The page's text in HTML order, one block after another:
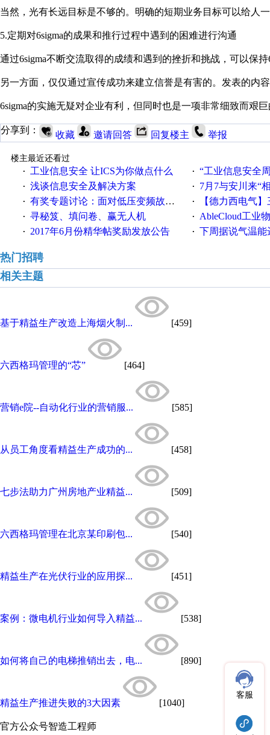
当然，光有长远目标是不够的。明确的短期业务目标可以给人
5.定期对6sigma的成果和推行过程中遇到的困难进行沟通
通过6sigma不断交流取得的成绩和遇到的挫折和挑战，可以保
另一方面，仅仅通过宣传成功来建立信誉是有害的。发表的内
6sigma的实施无疑对企业有利，但同时也是一项非常细致而艰
分享到： 收藏 邀请回答 回复楼主 举报
楼主最近还看过
·
工业信息安全 让ICS为你做点什么 · “工业信息安全周之我见”
· 浅谈信息安全及解决方案 · 7月7与安川来“
· 有奖专题讨论：面对低压变频故障，老手是这样解决的！ · 【德力西电气】三
· 寻秘笈、填问卷、赢无人机 · AbleCloud工业物联
· 2017年6月份精华帖奖励发放公告 · 下周据说气温能
热门招聘
相关主题
基于精益生产改造上海烟火制... [459]
六西格玛管理的“芯” [464]
营销e院--自动化行业的营销服... [585]
从员工角度看精益生产成功的... [458]
七步法助力广州房地产业精益... [509]
六西格玛管理在北京某印刷包... [540]
精益生产在光伏行业的应用探... [451]
案例：微电机行业如何导入精益... [538]
如何将自己的电梯推销出去，电... [890]
精益生产推进失败的3大因素 [1040]
官方公众号智造工程师
客服